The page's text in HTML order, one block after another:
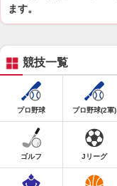
ます。
競技一覧
プロ野球 プロ野球(2軍)
ゴルフ Jリーグ